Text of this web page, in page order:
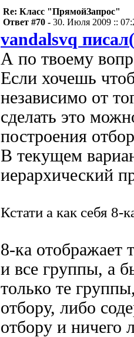
Re: Класс "ПрямойЗапрос"
Ответ #70 - 30. Июля 2009 ::
vandalsvq
А по твоему
Если хочешь
независимо от
сделать это
построения
В текущем
иерархический
Кстати а как себя 8-
8-ка отображает
и все группы, а
только те
отбору, либо
отбору и ничего